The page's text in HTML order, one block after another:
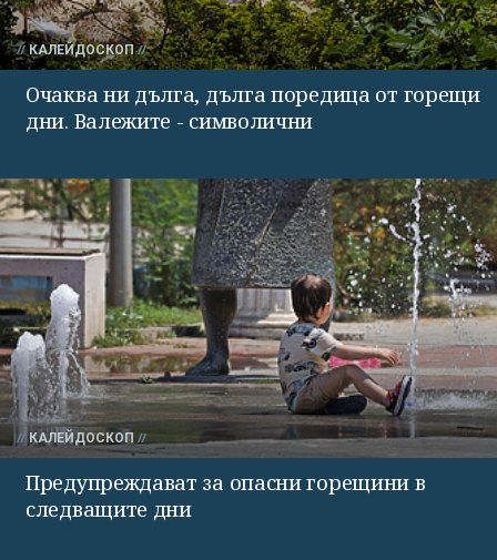
КАЛЕЙДОСКОП
Очаква ни дълга, дълга поредица от горещи
дни. Валежите - символични
КАЛЕЙДОСКОП
Предупреждават за опасни горещини в
следващите дни